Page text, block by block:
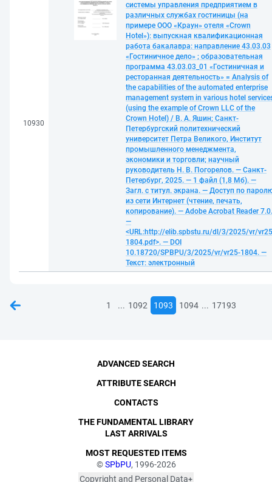
10930
системы управления предприятием в
различных службах гостиницы (на
примере ООО «Краун» отеля «Crown
Hotel»): выпускная квалификационная
работа бакалавра: направление 43.03.03
«Гостиничное дело» ; образовательная
программа 43.03.03_01 «Гостиничная и
ресторанная деятельность» = Analysis of
the capabilities of the automated enterprise
management system in various hotel
(using the example of Crown LLC of the
Crown Hotel) / В. А. Яшин; Санкт-
Петербургский политехнический
университет Петра Великого, Институт
промышленного менеджмента,
экономики и торговли; научный
руководитель Н. В. Погорелов. — Санкт-
Петербург, 2025. — 1 файл (1,8 Мб). —
Загл. с титул. экрана. — Доступ по
из сети Интернет (чтение, печать,
копирование). — Adobe Acrobat Reader 7.0.
—
<URL:http://elib.spbstu.ru/dl/3/2025/vr/
1804.pdf>. — DOI
10.18720/SPBPU/3/2025/vr/vr25-1804. —
Текст: электронный
1 ... 1092 1093 1094 ... 17193
©SPbPU, 1996-2026
Copyright and Personal Data
ADVANCED SEARCH
ATTRIBUTE SEARCH
CONTACTS
THE FUNDAMENTAL LIBRARY
LAST ARRIVALS
MOST REQUESTED ITEMS